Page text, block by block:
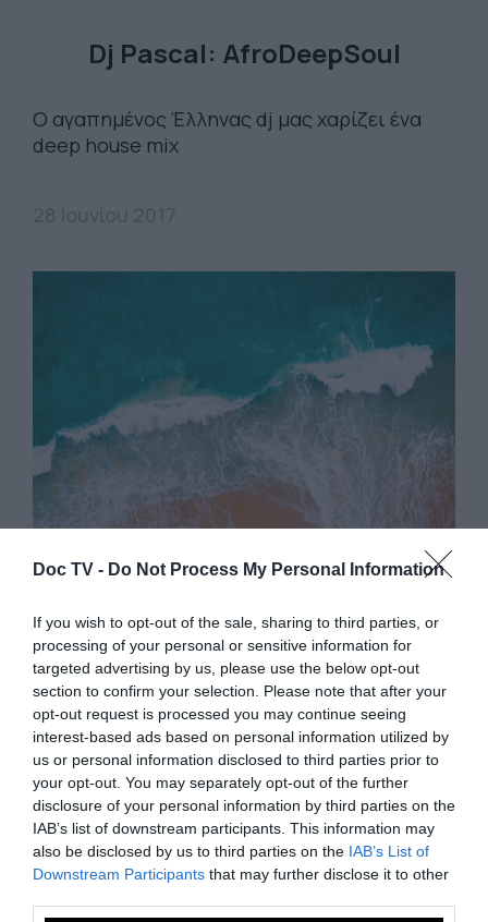
Doc TV - Do Not Process My Personal Information
If you wish to opt-out of the sale, sharing to third parties, or
processing of your personal or sensitive information for
targeted advertising by us, please use the below opt-out
section to confirm your selection. Please note that after your
opt-out request is processed you may continue seeing
interest-based ads based on personal information utilized by
us or personal information disclosed to third parties prior to
your opt-out. You may separately opt-out of the further
disclosure of your personal information by third parties on the
IAB’s list of downstream participants. This information may
also be disclosed by us to third parties on the IAB’s List of
Downstream Participants that may further disclose it to other
Dj Pascal: AfroDeepSoul
Ο αγαπημένος Έλληνας dj μας χαρίζει ένα
deep house mix
Lego Boy: Higher Heights
O Έλληνας dj και παραγωγός μάς στέλνει
μουσικές από τις νότιες θάλασσες
6 Σεπτεμβρίου 2016